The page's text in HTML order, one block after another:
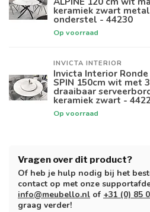
keramiek zwart
onderstel - 44230
Op voorraad
INVICTA INTERIOR
Invicta Interior
SPIN 150cm wit met
draaibaar
keramiek zwart -
Op voorraad
Vragen over dit product?
Of heb je hulp nodig bij het
contact op met onze
info@meubello.nl of +31 (0) 85
graag verder!